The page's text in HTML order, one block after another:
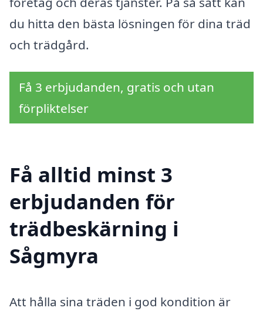
du hitta den bästa lösningen för dina träd
och trädgård.
Få 3 erbjudanden, gratis och utan
förpliktelser
Få alltid minst 3
erbjudanden för
trädbeskärning i
Sågmyra
Att hålla sina träden i god kondition är